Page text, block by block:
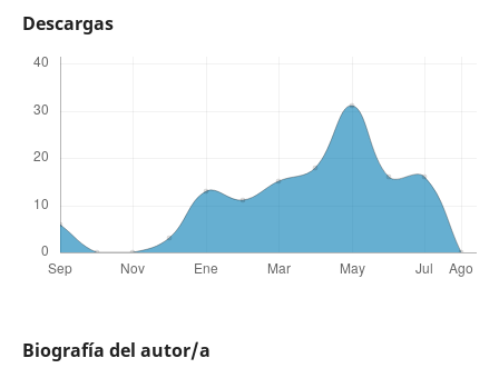
Descargas
Biografía del autor/a